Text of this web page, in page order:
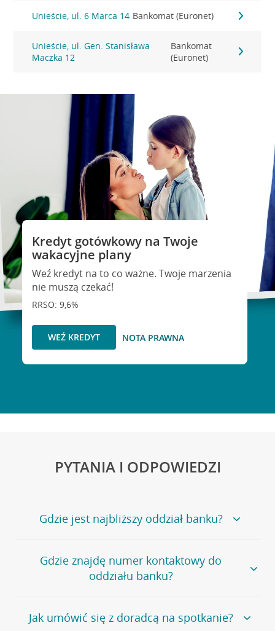
Unieście, ul. 6 Marca 14 Bankomat (Euronet)
Unieście, ul. Gen. Stanisława
Maczka 12
Bankomat
(Euronet)
Kredyt gotówkowy na Twoje
wakacyjne plany
Weź kredyt na to co ważne. Twoje marzenia
nie muszą czekać!
RRSO: 9,6%
WEŹ KREDYT NOTA PRAWNA
PYTANIA I ODPOWIEDZI
Gdzie jest najbliższy oddział banku?
Jeśli szukasz oddziału naszego banku, zapraszamy na
stronęPlacówki i bankomaty, na której znajduje się
wygodna wyszukiwarka.
oddziałów
Gdzie znajdę numer kontaktowy do
oddziału banku?
Bank Credit Agricole nie udostępnia ogólnego numeru
telefonu do placówki bankowej.
Jak umówić się z doradcą na spotkanie?